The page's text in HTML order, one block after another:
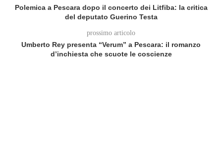
Polemica a Pescara dopo il concerto dei Litfiba: la critica
del deputato Guerino Testa
prossimo articolo
Umberto Rey presenta “Verum” a Pescara: il romanzo
d’inchiesta che scuote le coscienze